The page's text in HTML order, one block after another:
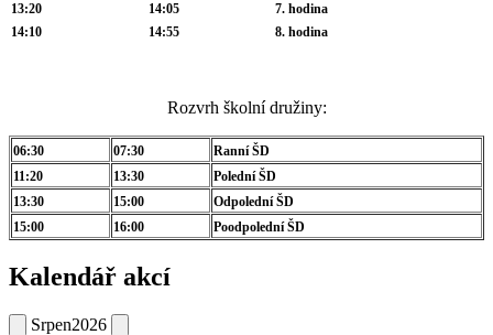
13:20
14:05
7. hodina
14:10
14:55 8. hodina
Rozvrh školní družiny:
06:30 07:30
Ranní ŠD
11:20
13:30
Polední ŠD
13:30
15:00
Odpolední ŠD
15:00
16:00 Poodpolední ŠD
Kalendář akcí
Srpen2026